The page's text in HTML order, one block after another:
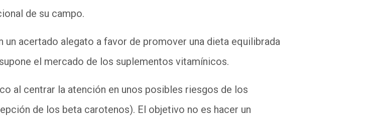
de su campo.
acertado alegato a favor de promover una dieta equilibrada
el mercado de los suplementos vitamínicos.
al centrar la atención en unos posibles riesgos de los
de los beta carotenos). El objetivo no es hacer un